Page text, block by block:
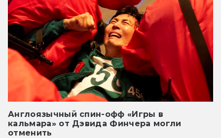
Англоязычный спин-офф «Игры в
кальмара» от Дэвида Финчера могли
отменить